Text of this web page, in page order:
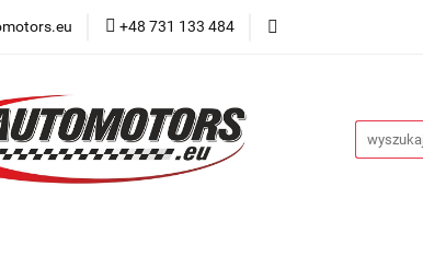
+48 731 133 484
Części samochodowe
Car audio Nowości